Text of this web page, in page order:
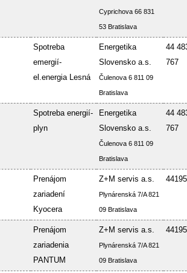
Cyprichova 66 831
53 Bratislava
Spotreba
emergií-
el.energia Lesná
Energetika
Slovensko a.s.
Čulenova 6 811 09
Bratislava
44
767
Spotreba energií-
plyn
Energetika
Slovensko a.s.
Čulenova 6 811 09
Bratislava
44
767
Prenájom
zariadení
Kyocera
Z+M servis a.s.
Plynárenská 7/A 821
09 Bratislava
Prenájom
zariadenia
PANTUM
Z+M servis a.s.
Plynárenská 7/A 821
09 Bratislava